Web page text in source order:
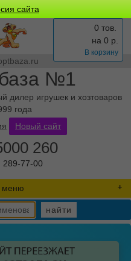
сайта
№1
дилер игрушек и хозтоваров
года
0 тов.
на 0 р.
В корзину
Новый сайт
260
289-77-00
меню
найти